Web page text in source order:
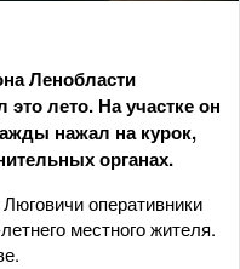
Ленобласти
лето. На участке он
нажал на курок,
органах.
оперативники
местного жителя.